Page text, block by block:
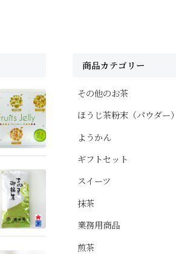
商品カテゴリー
その他のお茶
ほうじ茶粉末（パウダー）
ようかん
ギフトセット
スイーツ
抹茶
業務用商品
煎茶